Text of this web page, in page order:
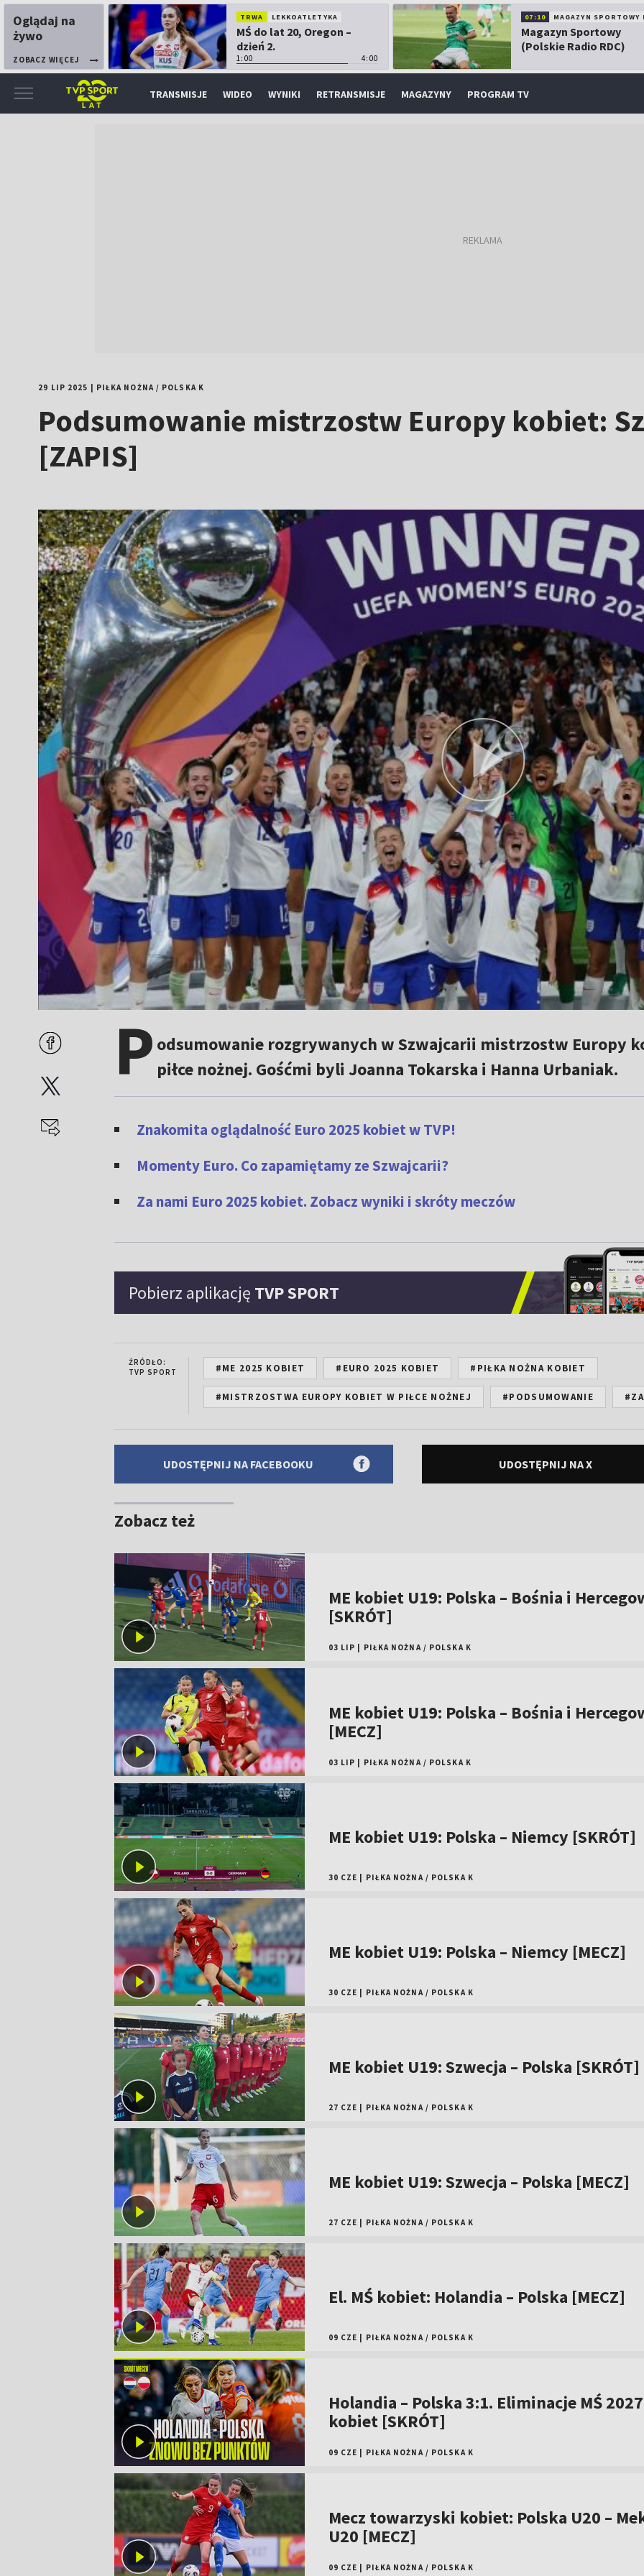
Oglądaj na
żywo
ZOBACZ WIĘCEJ
TRWA LEKKOATLETYKA
MŚ do lat 20, Oregon –
dzień 2.
1:00 4:00
07:10 MAGAZYN SPORTOWY
Magazyn Sportowy
(Polskie Radio RDC)
TRANSMISJE WIDEO WYNIKI RETRANSMISJE MAGAZYNY PROGRAM TV
29 LIP 2025 PIŁKA NOŻNA/ POLSKA K
Podsumowanie mistrzostw Europy kobiet:
[ZAPIS]
P odsumowanie rozgrywanych w Szwajcarii mistrzostw Europy
piłce nożnej. Gośćmi byli Joanna Tokarska i Hanna Urbaniak.
Znakomita oglądalność Euro 2025 kobiet w TVP!
Momenty Euro. Co zapamiętamy ze Szwajcarii?
Za nami Euro 2025 kobiet. Zobacz wyniki i skróty meczów
Pobierz aplikację TVP SPORT
ŹRÓDŁO:
TVP SPORT
#ME 2025 KOBIET #EURO 2025 KOBIET #PIŁKA NOŻNA KOBIET
#MISTRZOSTWA EUROPY KOBIET W PIŁCE NOŻNEJ #PODSUMOWANIE
UDOSTĘPNIJ NA FACEBOOKU UDOSTĘPNIJ NA X
Zobacz też
ME kobiet U19: Polska – Bośnia i
[SKRÓT]
03 LIP PIŁKA NOŻNA / POLSKA K
ME kobiet U19: Polska – Bośnia i
[MECZ]
03 LIP PIŁKA NOŻNA / POLSKA K
ME kobiet U19: Polska – Niemcy [SKRÓT]
30 CZE PIŁKA NOŻNA / POLSKA K
ME kobiet U19: Polska – Niemcy [MECZ]
30 CZE PIŁKA NOŻNA / POLSKA K
ME kobiet U19: Szwecja – Polska [SKRÓT]
27 CZE PIŁKA NOŻNA / POLSKA K
ME kobiet U19: Szwecja – Polska [MECZ]
27 CZE PIŁKA NOŻNA / POLSKA K
El. MŚ kobiet: Holandia – Polska [MECZ]
09 CZE PIŁKA NOŻNA / POLSKA K
Holandia – Polska 3:1. Eliminacje MŚ 2027
kobiet [SKRÓT]
09 CZE PIŁKA NOŻNA / POLSKA K
Mecz towarzyski kobiet: Polska U20 –
U20 [MECZ]
09 CZE PIŁKA NOŻNA / POLSKA K